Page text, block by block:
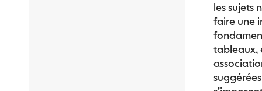
les sujets
faire une
tableaux,